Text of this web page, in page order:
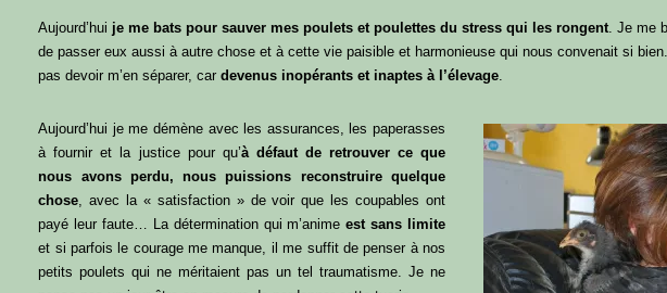
Aujourd’hui je me bats pour sauver mes poulets et poulettes du stress qui les rongent. Je me
de passer eux aussi à autre chose et à cette vie paisible et harmonieuse qui nous convenait si
pas devoir m’en séparer, cardevenus inopérants et inaptes à l’élevage.
Aujourd’hui je me démène avec les assurances, les paperasses
à fournir et la justice pour qu’à défaut de retrouver ce que
nous avons perdu, nous puissions reconstruire quelque
chose, avec la « satisfaction » de voir que les coupables ont
payé leur faute… La détermination qui m’animeest sans limite
et si parfois le courage me manque, il me suffit de penser à nos
petits poulets qui ne méritaient pas un tel traumatisme. Je ne